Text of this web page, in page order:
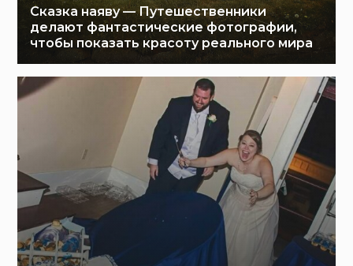
Сказка наяву — Путешественники
делают фантастические фотографии,
чтобы показать красоту реального мира